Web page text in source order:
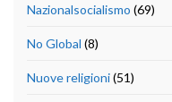
Nazionalsocialismo (69)
No Global (8)
Nuove religioni(51)